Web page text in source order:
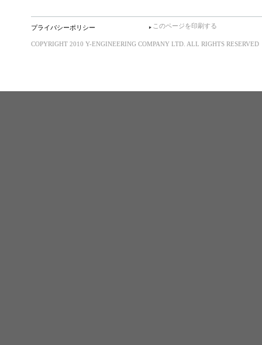
プライバシーポリシー このページを印刷する
COPYRIGHT 2010 Y-ENGINEERING COMPANY LTD. ALL RIGHTS RESERVED